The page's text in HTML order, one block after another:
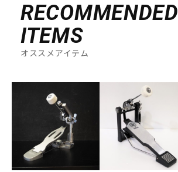
RECOMMENDED
ITEMS
オススメアイテム